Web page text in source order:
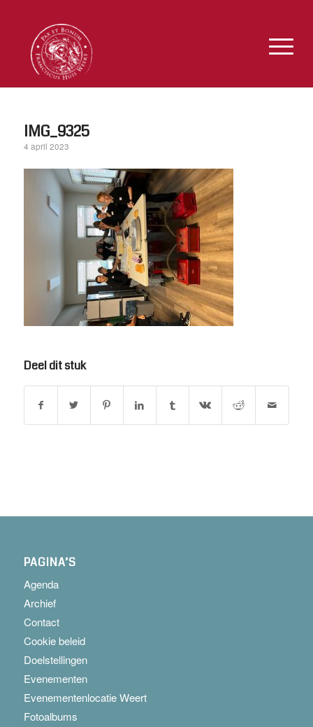
IMG_9325
4 april 2023
Deel dit stuk
PAGINA’S
Agenda
Archief
Contact
Cookie beleid
Doelstellingen
Evenementen
Evenementenlocatie Weert
Fotoalbums